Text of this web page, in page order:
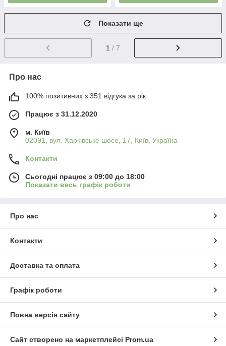
Показати ще
1 / 7
Про нас
100% позитивних з 351 відгука за рік
Працює з 31.12.2020
м. Київ
02091, вул. Харківське шосе, 17, Київ, Україна
Контакти
Сьогодні працює з 09:00 до 18:00
Показати весь графік роботи
Про нас
Контакти
Доставка та оплата
Графік роботи
Повна версія сайту
Сайт створено на маркетплейсі Prom.ua